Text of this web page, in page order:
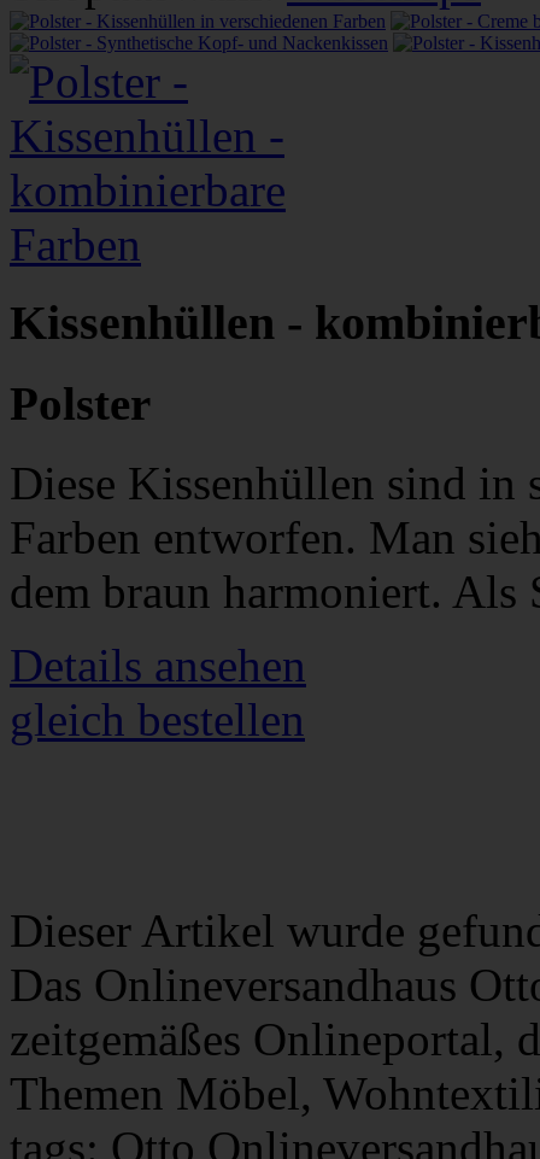
Kissenhüllen -
Polster
Diese Kissenhüllen sind in
Farben entworfen. Man
dem braun harmoniert. Als
Details ansehen
gleich bestellen
Dieser Artikel wurde
Das Onlineversandhaus
zeitgemäßes Onlineportal,
Themen Möbel,
tags: Otto